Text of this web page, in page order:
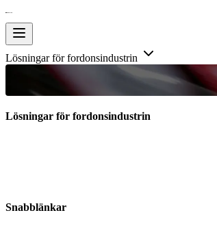
Lösningar för fordonsindustrin
Lösningar för fordonsindustrin
Snabblänkar